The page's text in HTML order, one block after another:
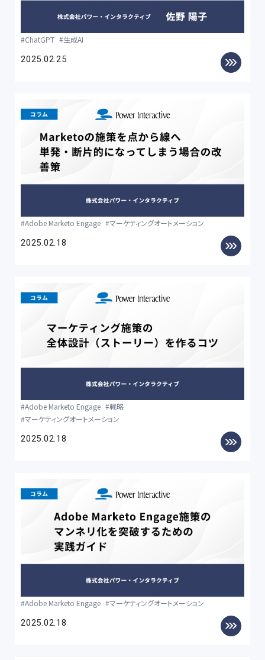
ChatGPT 生成AI
2025.02.25
Adobe Marketo Engage マーケティングオートメーション
2025.02.18
Adobe Marketo Engage
戦略
マーケティングオートメーション
2025.02.18
Adobe Marketo Engage マーケティングオートメーション
2025.02.18